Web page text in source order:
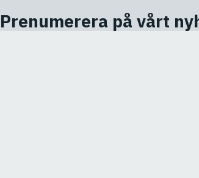
Prenumerera på vårt